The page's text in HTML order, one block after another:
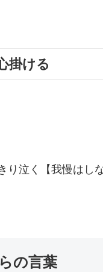
掛ける
り泣く【我慢はし
の言葉